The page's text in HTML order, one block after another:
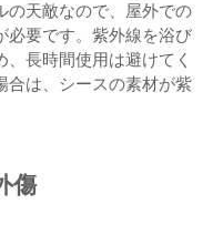
の天敵なので、屋外での
必要です。紫外線を浴び
長時間使用は避けてく
合は、シースの素材が紫
傷